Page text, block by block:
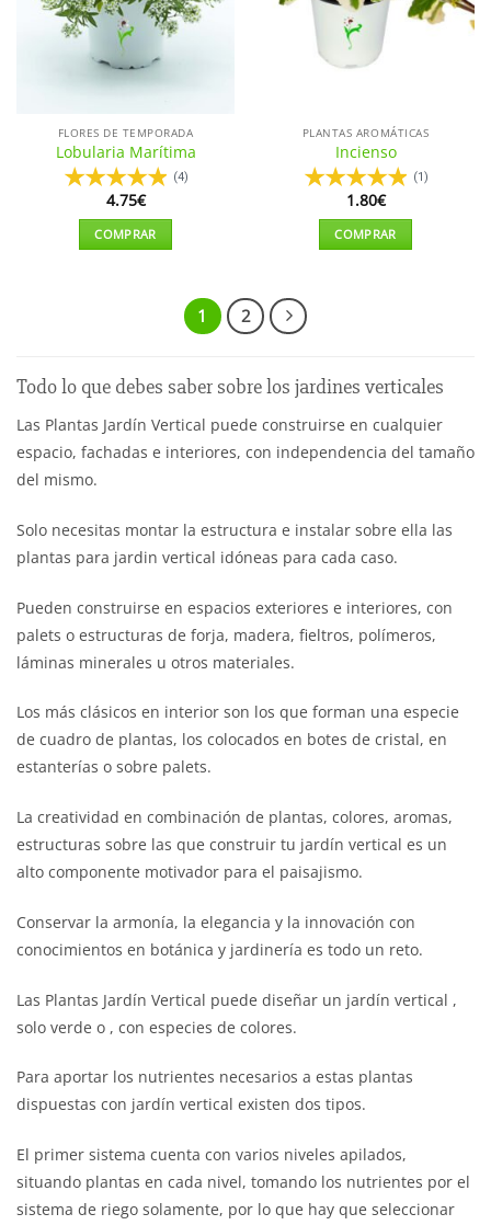
pueden
elegir
en
la
producto
FLORES DE TEMPORADA
Lobularia Marítima
(4)
4.75€
COMPRAR
múltiples
Las
opciones
se
pueden
página
de
PLANTAS AROMÁTICAS
Incienso
(1)
1.80€
COMPRAR
opciones
se
pueden
página
de
1 2
Todo lo que debes saber sobre los jardines verticales
Las Plantas Jardín Vertical puede construirse en cualquier
espacio, fachadas e interiores, con independencia del tamaño
del mismo.
Solo necesitas montar la estructura e instalar sobre ella las
plantas para jardin vertical idóneas para cada caso.
Pueden construirse en espacios exteriores e interiores, con
palets o estructuras de forja, madera, fieltros, polímeros,
láminas minerales u otros materiales.
Los más clásicos en interior son los que forman una especie
de cuadro de plantas, los colocados en botes de cristal, en
estanterías o sobre palets.
La creatividad en combinación de plantas, colores, aromas,
estructuras sobre las que construir tu jardín vertical es un
alto componente motivador para el paisajismo.
Conservar la armonía, la elegancia y la innovación con
conocimientos en botánica y jardinería es todo un reto.
Las Plantas Jardín Vertical puede diseñar un jardín vertical ,
solo verde o , con especies de colores.
Para aportar los nutrientes necesarios a estas plantas
dispuestas con jardín vertical existen dos tipos.
El primer sistema cuenta con varios niveles apilados,
situando plantas en cada nivel, tomando los nutrientes por el
sistema de riego solamente, por lo que hay que seleccionar